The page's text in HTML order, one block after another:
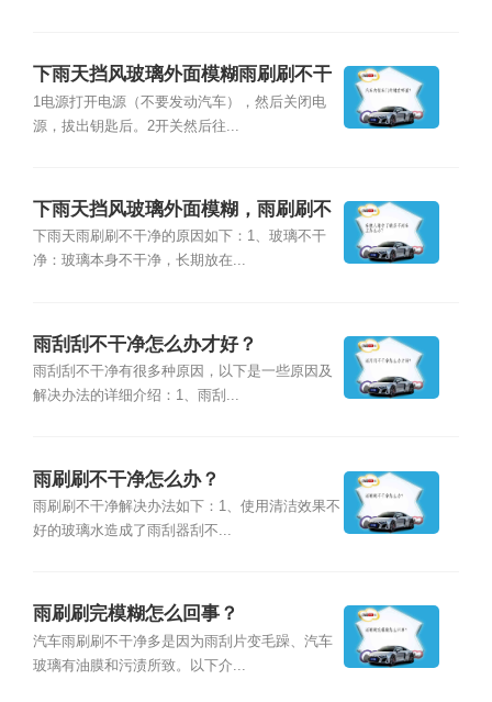
下雨天挡风玻璃外面模糊雨刷刷不干
净怎么办？
1电源打开电源（不要发动汽车），然后关闭电
源，拔出钥匙后。2开关然后往...
下雨天挡风玻璃外面模糊，雨刷刷不
干净怎么回事？
下雨天雨刷刷不干净的原因如下：1、玻璃不干
净：玻璃本身不干净，长期放在...
雨刮刮不干净怎么办才好？
雨刮刮不干净有很多种原因，以下是一些原因及
解决办法的详细介绍：1、雨刮...
雨刷刷不干净怎么办？
雨刷刷不干净解决办法如下：1、使用清洁效果不
好的玻璃水造成了雨刮器刮不...
雨刷刷完模糊怎么回事？
汽车雨刷刷不干净多是因为雨刮片变毛躁、汽车
玻璃有油膜和污渍所致。以下介...